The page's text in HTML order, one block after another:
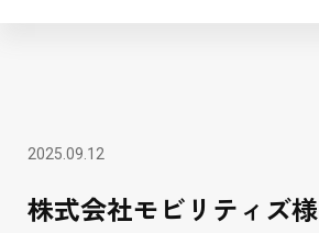
2025.09.12
株式会社モビリティズ様